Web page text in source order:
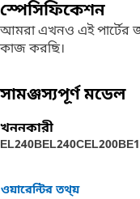
স্পেসিফিকেশন
আমরা এখনও এই পার্টের
কাজ করছি।
সামঞ্জস্যপূর্ণ মডেল
খননকারী
EL240BEL240CEL200B
ওয়ারেন্টির তথ্য়